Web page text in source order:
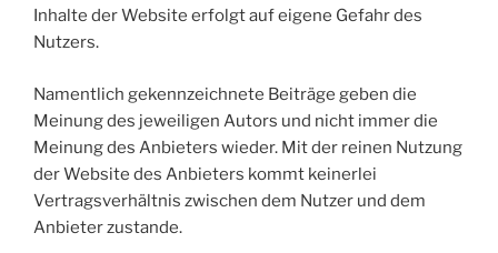
Inhalte der Website erfolgt auf eigene Gefahr des
Nutzers.
Namentlich gekennzeichnete Beiträge geben die
Meinung des jeweiligen Autors und nicht immer die
Meinung des Anbieters wieder. Mit der reinen Nutzung
der Website des Anbieters kommt keinerlei
Vertragsverhältnis zwischen dem Nutzer und dem
Anbieter zustande.